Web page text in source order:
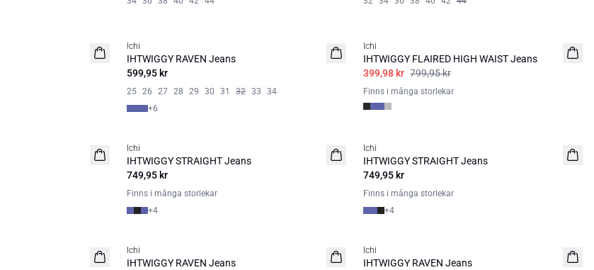
Ichi
IHTWIGGY RAVEN Jeans
599,95 kr
25 26 27 28 29 30 31 32 33
34
+6
Ichi
IHTWIGGY FLAIRED HIGH WAIST Jeans
399,98 kr 799,95 kr
Finns i många storlekar
BASIC
Ichi
IHTWIGGY STRAIGHT Jeans
749,95 kr
Finns i många storlekar
+4
BASIC
Ichi
IHTWIGGY STRAIGHT Jeans
749,95 kr
Finns i många storlekar
+4
BASIC
Ichi
IHTWIGGY RAVEN Jeans
BASIC
Ichi
IHTWIGGY RAVEN Jeans